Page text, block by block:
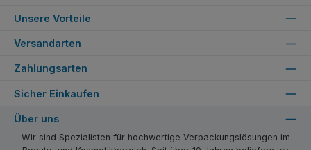
Unsere Vorteile
Versandarten
Zahlungsarten
Sicher Einkaufen
Über uns
Wir sind Spezialisten für hochwertige Verpackungslösungen im